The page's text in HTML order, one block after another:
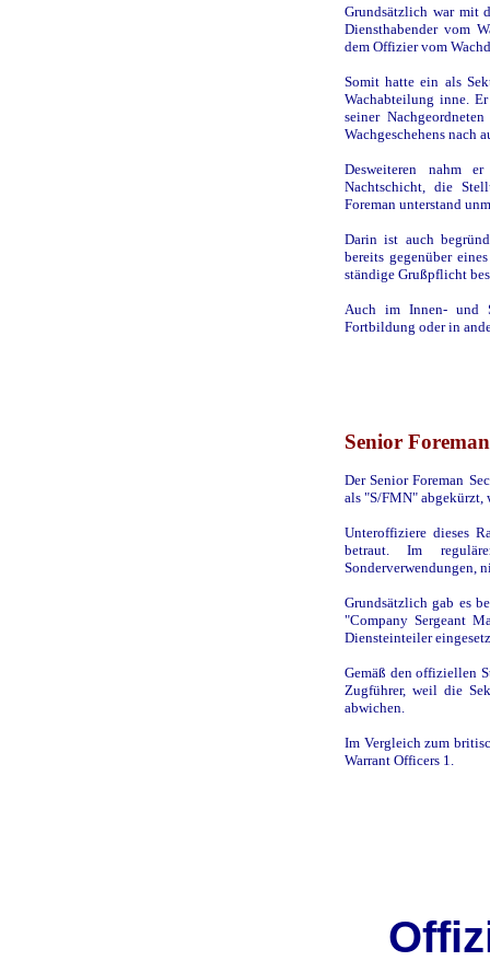
Grundsätzlich war mit
Diensthabender vom
dem Offizier vom
Somit hatte ein als
Wachabteilung inne.
seiner
Wachgeschehens nach
Desweiteren nahm
Nachtschicht, die
Foreman unterstand
Darin ist auch
bereits gegenüber
ständige Grußpflicht
Auch im Innen- und
Fortbildung oder in
Senior
Der Senior Foreman
als "S/FMN" abgekürzt,
Unteroffiziere dieses
betraut. Im
Sonderverwendungen,
Grundsätzlich gab es
"Company Sergeant
Diensteinteiler
Gemäß den offiziellen
Zugführer, weil die
abwichen.
Im Vergleich zum
Warrant Officers 1.